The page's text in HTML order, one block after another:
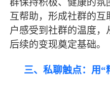
群保持积极、健康的氛
互帮助，形成社群的
户感受到社群的温度，
后续的变现奠定基础。
三、私聊触点：用“